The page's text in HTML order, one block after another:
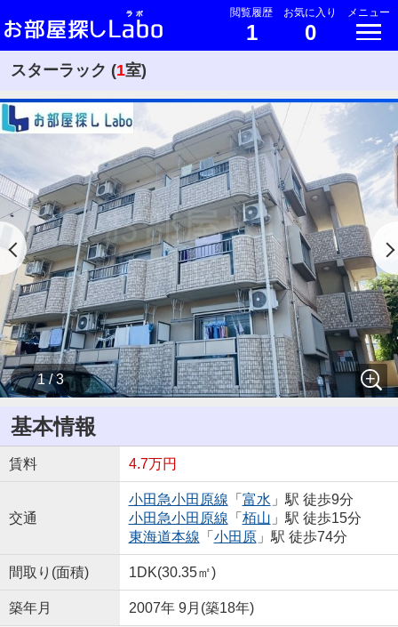
閲覧履歴
1
お気に入り
0
メニュー
スターラック (1室)
1 / 3
基本情報
賃料 4.7万円
交通
小田急小田原線 「 富水 」駅 徒歩9分
小田急小田原線 「 栢山 」駅 徒歩15分
東海道本線 「 小田原」駅 徒歩74分
間取り(面積) 1DK(30.35㎡)
築年月 2007年 9月(築18年)